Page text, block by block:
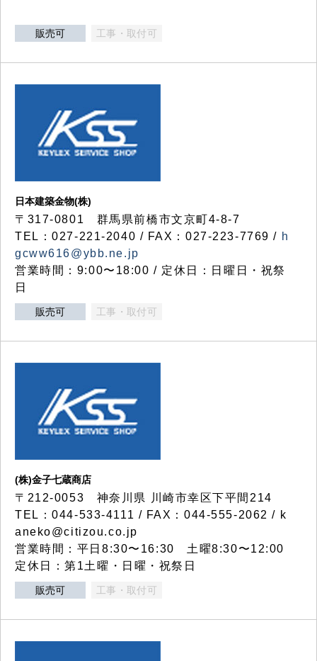
販売可 工事・取付可
日本建築金物(株)
〒317‐0801 群馬県前橋市文京町4-8-7
TEL：027-221-2040 / FAX：027-223-7769 / h
gcww616@ybb.ne.jp
営業時間：9:00〜18:00 / 定休日：日曜日・祝祭
日
販売可 工事・取付可
(株)金子七蔵商店
〒212-0053 神奈川県 川崎市幸区下平間214
TEL：044-533-4111 / FAX：044-555-2062 / k
aneko@citizou.co.jp
営業時間：平日8:30〜16:30 土曜8:30〜12:00
定休日：第1土曜・日曜・祝祭日
販売可 工事・取付可